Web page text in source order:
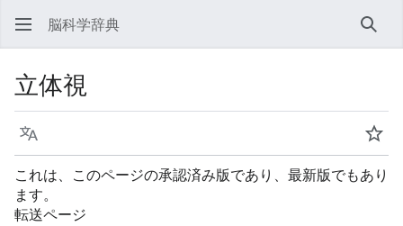
脳科学辞典 検索
立体視
言語
ウ
これは、このページの承認済み版であり、最新版でもあり
ます。
転送ページ